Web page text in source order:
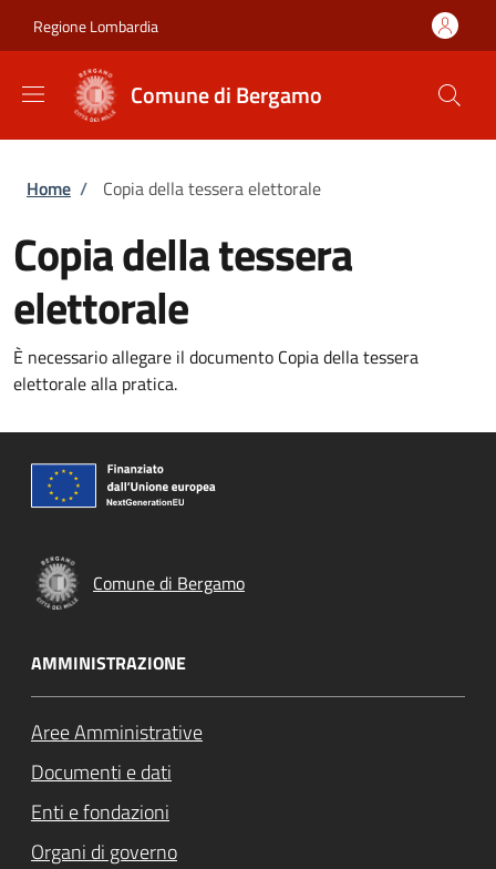
Regione Lombardia
Comune di Bergamo
Briciole di pane
Home / Copia della tessera elettorale
Copia della tessera
elettorale
È necessario allegare il documento Copia della tessera
elettorale alla pratica.
Comune di Bergamo
AMMINISTRAZIONE
Aree Amministrative
Documenti e dati
Enti e fondazioni
Organi di governo